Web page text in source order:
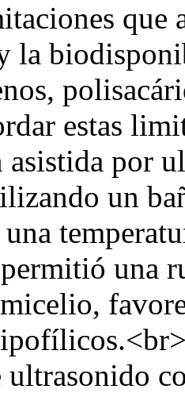
que
la
estas
asistida por
un
una